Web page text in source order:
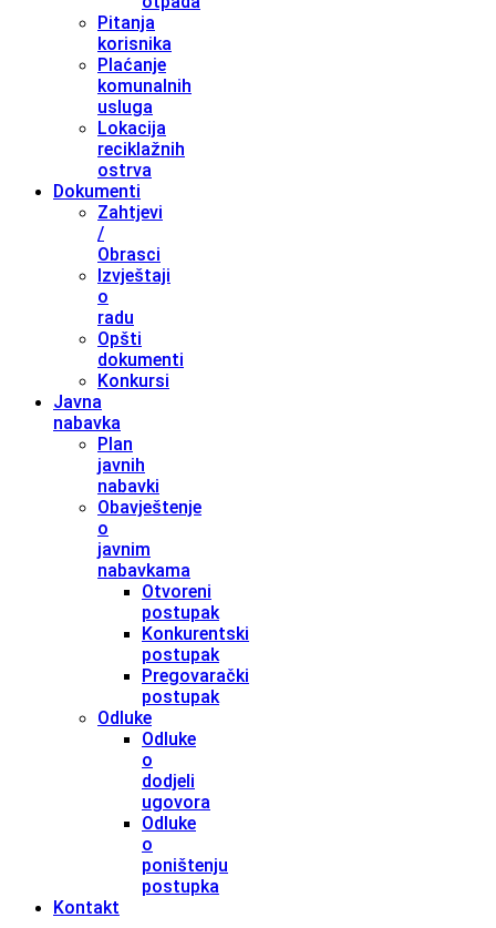
Pitanja
korisnika
Plaćanje
komunalnih
usluga
Lokacija
reciklažnih
ostrva
Dokumenti
Zahtjevi
/
Obrasci
Izvještaji
o
radu
Opšti
dokumenti
Konkursi
Javna
nabavka
Plan
javnih
nabavki
Obavještenje
o
javnim
nabavkama
Otvoreni
postupak
Konkurentski
postupak
Pregovarački
postupak
Odluke
Odluke
o
dodjeli
ugovora
Odluke
o
poništenju
postupka
Kontakt